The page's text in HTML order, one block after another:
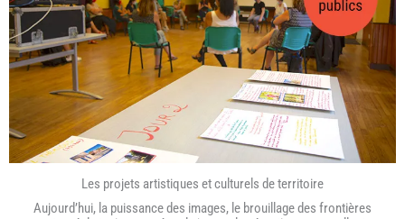
Les projets artistiques et culturels de territoire
Aujourd’hui, la puissance des images, le brouillage des frontières